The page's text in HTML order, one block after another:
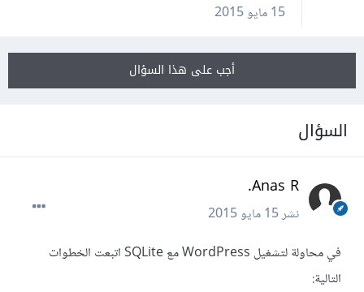
15 مايو 2015
أجب على هذا السؤال
السؤال
Anas R.
نشر15 مايو 2015
في محاولة لتشغيل WordPress مع SQLite اتبعت الخطوات
التالية: